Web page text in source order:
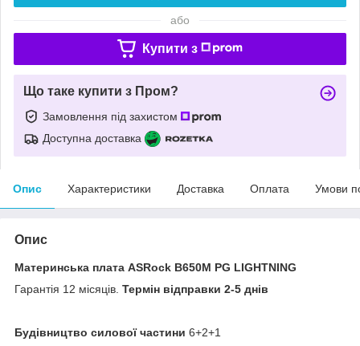
або
Купити з
Що таке купити з Пром?
Замовлення під захистом
Доступна доставка
Опис Характеристики Доставка Оплата Умови
Опис
Материнська плата ASRock B650M PG LIGHTNING
Гарантія 12 місяців. Термін відправки 2-5 днів
Будівництво силової частини 6+2+1